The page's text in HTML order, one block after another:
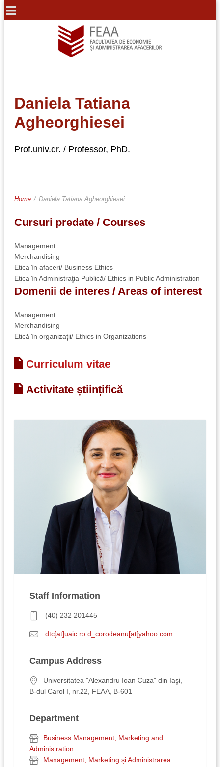
Daniela Tatiana
Agheorghiesei
Prof.univ.dr. / Professor, PhD.
Home / Daniela Tatiana Agheorghiesei
Cursuri predate / Courses
Management
Merchandising
Etica în afaceri/ Business Ethics
Etica în Administraţia Publică/ Ethics in Public Administration
Domenii de interes / Areas of interest
Management
Merchandising
Etică în organizaţii/ Ethics in Organizations
Curriculum vitae
Activitate științifică
Staff Information
(40) 232 201445
dtc[at]uaic.ro d_corodeanu[at]yahoo.com
Campus Address
Universitatea "Alexandru Ioan Cuza" din Iaşi,
B-dul Carol I, nr.22, FEAA, B-601
Department
Business Management, Marketing and
Administration
Management, Marketing şi Administrarea